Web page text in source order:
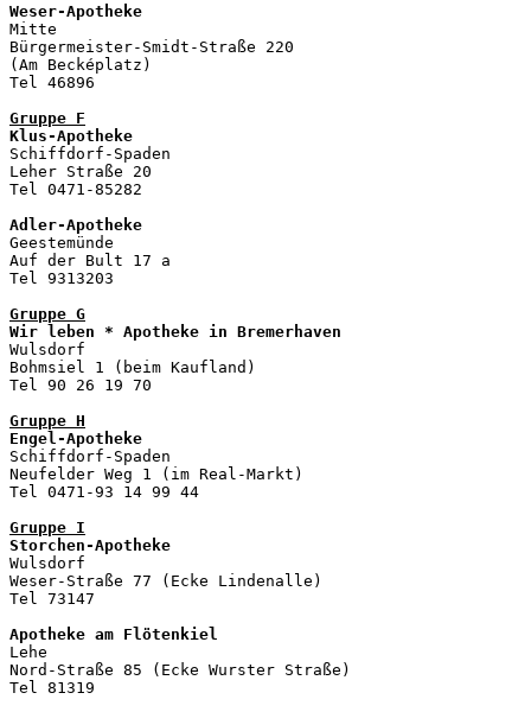
Weser-Apotheke
Mitte
Bürgermeister-Smidt-Straße 220
(Am Becképlatz)
Tel 46896
Gruppe F
Klus-Apotheke
Schiffdorf-Spaden
Leher Straße 20
Tel 0471-85282
Adler-Apotheke
Geestemünde
Auf der Bult 17 a
Tel 9313203
Gruppe G
Wir leben * Apotheke in Bremerhaven
Wulsdorf
Bohmsiel 1 (beim Kaufland)
Tel 90 26 19 70
Gruppe H
Engel-Apotheke
Schiffdorf-Spaden
Neufelder Weg 1 (im Real-Markt)
Tel 0471-93 14 99 44
Gruppe I
Storchen-Apotheke
Wulsdorf
Weser-Straße 77 (Ecke Lindenalle)
Tel 73147
Apotheke am Flötenkiel
Lehe
Nord-Straße 85 (Ecke Wurster Straße)
Tel 81319